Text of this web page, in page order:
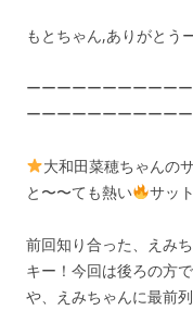
もとちゃん,ありがとう
ーーーーーーーーーー
ーーーーーーーーーー
大和田菜穂ちゃんの
と〜〜ても熱い
サッ
前回知り合った、えみ
キー！今回は後ろの方
や、えみちゃんに最前